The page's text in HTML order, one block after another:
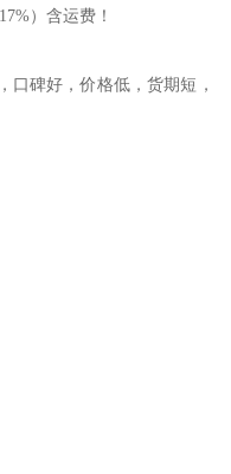
）含运费！
口碑好，价格低，货期短，